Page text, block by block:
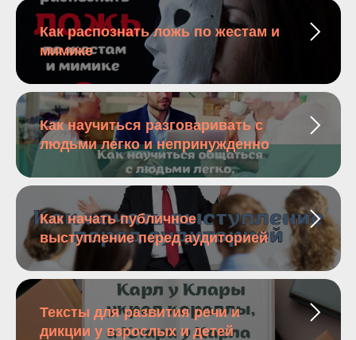
Как распознать ложь по жестам и
мимике
Как научиться разговаривать с
людьми легко и непринужденно
Как начать публичное
выступление перед аудиторией
Тексты для развития речи и
дикции у взрослых и детей